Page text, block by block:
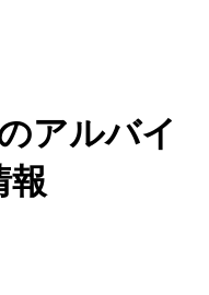
アルバイ
報